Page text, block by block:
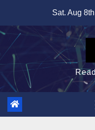
content
Sat. Aug